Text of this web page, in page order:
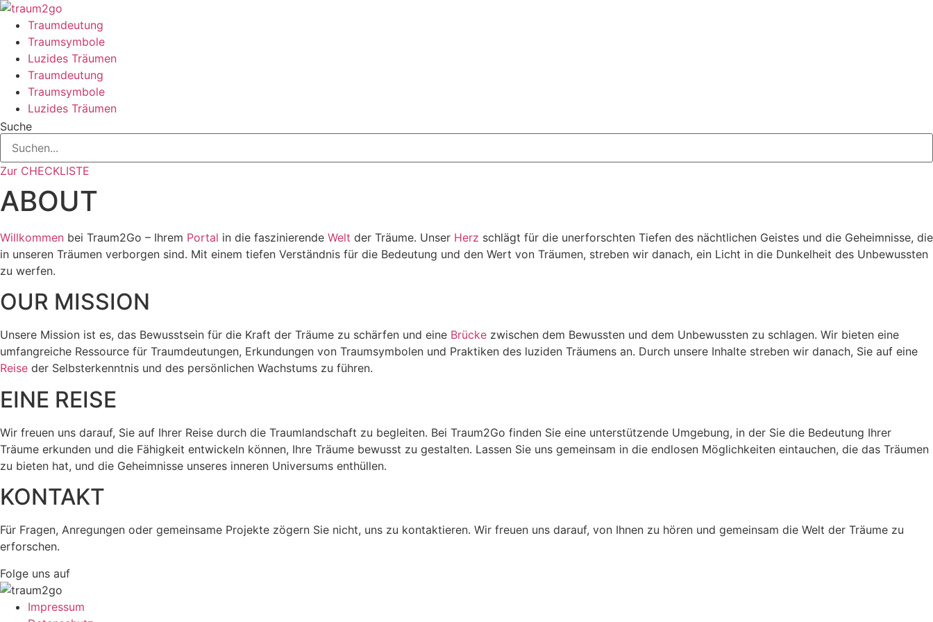
Zum
Inhalt
springen
Traumdeutung
Traumsymbole
Luzides Träumen
Traumdeutung
Traumsymbole
Luzides Träumen
Suche
Zur CHECKLISTE
ABOUT
Willkommen bei Traum2Go – Ihrem Portal in die faszinierende Welt der Träume. Unser Herz schlägt für die unerforschten Tiefen des nächtlichen Geistes und die Geheimnisse, die
in unseren Träumen verborgen sind. Mit einem tiefen Verständnis für die Bedeutung und den Wert von Träumen, streben wir danach, ein Licht in die Dunkelheit des Unbewussten
zu werfen.
OUR MISSION
Unsere Mission ist es, das Bewusstsein für die Kraft der Träume zu schärfen und eine Brücke zwischen dem Bewussten und dem Unbewussten zu schlagen. Wir bieten eine
umfangreiche Ressource für Traumdeutungen, Erkundungen von Traumsymbolen und Praktiken des luziden Träumens an. Durch unsere Inhalte streben wir danach, Sie auf eine
Reise der Selbsterkenntnis und des persönlichen Wachstums zu führen.
EINE REISE
Wir freuen uns darauf, Sie auf Ihrer Reise durch die Traumlandschaft zu begleiten. Bei Traum2Go finden Sie eine unterstützende Umgebung, in der Sie die Bedeutung Ihrer
Träume erkunden und die Fähigkeit entwickeln können, Ihre Träume bewusst zu gestalten. Lassen Sie uns gemeinsam in die endlosen Möglichkeiten eintauchen, die das Träumen
zu bieten hat, und die Geheimnisse unseres inneren Universums enthüllen.
KONTAKT
Für Fragen, Anregungen oder gemeinsame Projekte zögern Sie nicht, uns zu kontaktieren. Wir freuen uns darauf, von Ihnen zu hören und gemeinsam die Welt der Träume zu
erforschen.
Folge uns auf
Impressum